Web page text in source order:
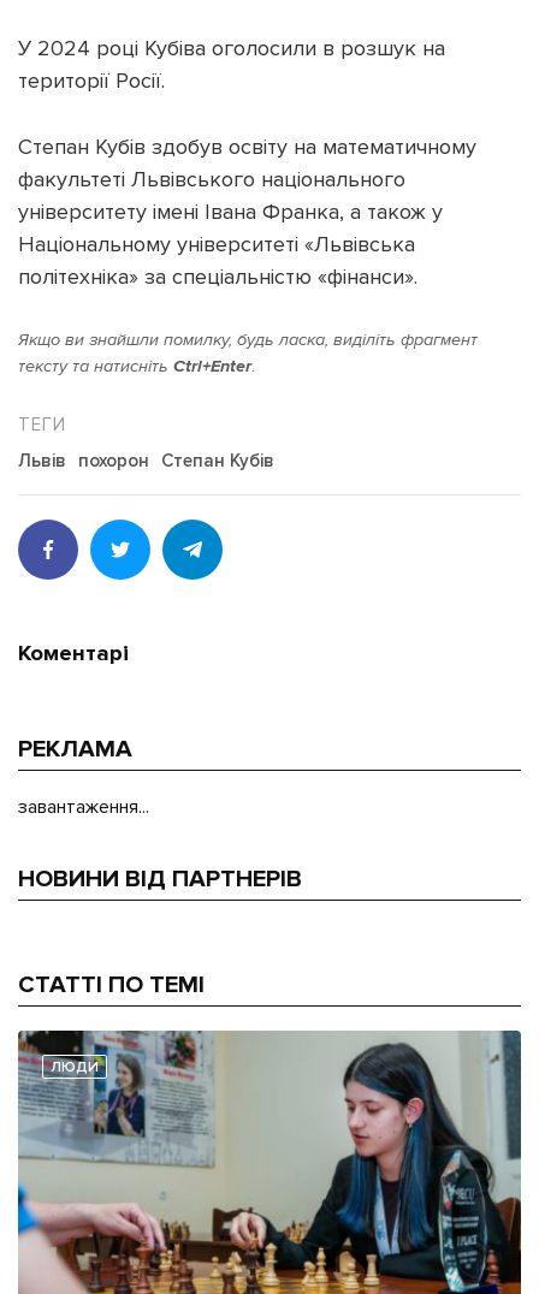
У 2024 році Кубіва оголосили в розшук на
території Росії.
Степан Кубів здобув освіту на математичному
факультеті Львівського національного
університету імені Івана Франка, а також у
Національному університеті «Львівська
політехніка» за спеціальністю «фінанси».
Якщо ви знайшли помилку, будь ласка, виділіть фрагмент
тексту та натисніть Ctrl+Enter.
Львів похорон Степан Кубів
Коментарі
РЕКЛАМА
завантаження...
НОВИНИ ВІД ПАРТНЕРІВ
СТАТТІ ПО ТЕМІ
ЛЮДИ